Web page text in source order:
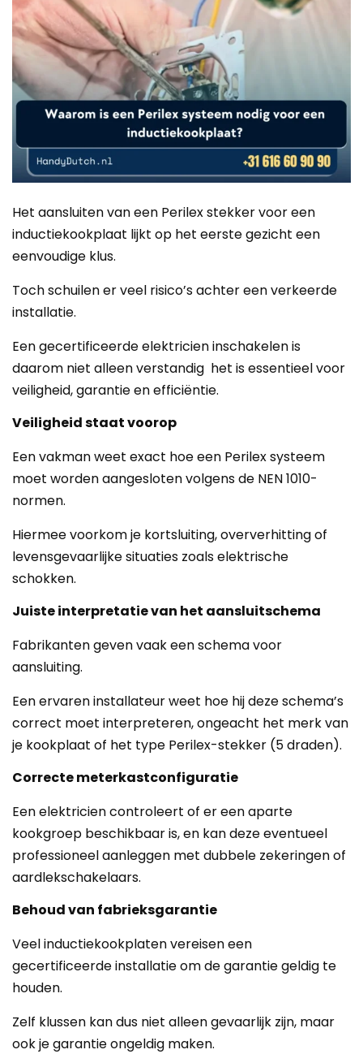
Het aansluiten van een Perilex stekker voor een
inductiekookplaat lijkt op het eerste gezicht een
eenvoudige klus.
Toch schuilen er veel risico’s achter een verkeerde
installatie.
Een gecertificeerde elektricien inschakelen is
daarom niet alleen verstandig het is essentieel voor
veiligheid, garantie en efficiëntie.
Veiligheid staat voorop
Een vakman weet exact hoe een Perilex systeem
moet worden aangesloten volgens de NEN 1010-
normen.
Hiermee voorkom je kortsluiting, oververhitting of
levensgevaarlijke situaties zoals elektrische
schokken.
Juiste interpretatie van het aansluitschema
Fabrikanten geven vaak een schema voor
aansluiting.
Een ervaren installateur weet hoe hij deze schema’s
correct moet interpreteren, ongeacht het merk van
je kookplaat of het type Perilex-stekker (5 draden).
Correcte meterkastconfiguratie
Een elektricien controleert of er een aparte
kookgroep beschikbaar is, en kan deze eventueel
professioneel aanleggen met dubbele zekeringen of
aardlekschakelaars.
Behoud van fabrieksgarantie
Veel inductiekookplaten vereisen een
gecertificeerde installatie om de garantie geldig te
houden.
Zelf klussen kan dus niet alleen gevaarlijk zijn, maar
ook je garantie ongeldig maken.